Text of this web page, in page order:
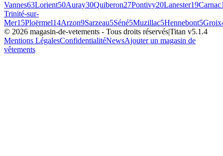
Vannes63Lorient50Auray30Quiberon27Pontivy20Lanester19Carnac
Trinité-sur-
Mer15Ploërmel14Arzon9Sarzeau5Séné5Muzillac5Hennebont5Groix
© 2026 magasin-de-vetements - Tous droits réservés|Titan v5.1.4
Mentions LégalesConfidentialitéNewsAjouter un magasin de
vêtements